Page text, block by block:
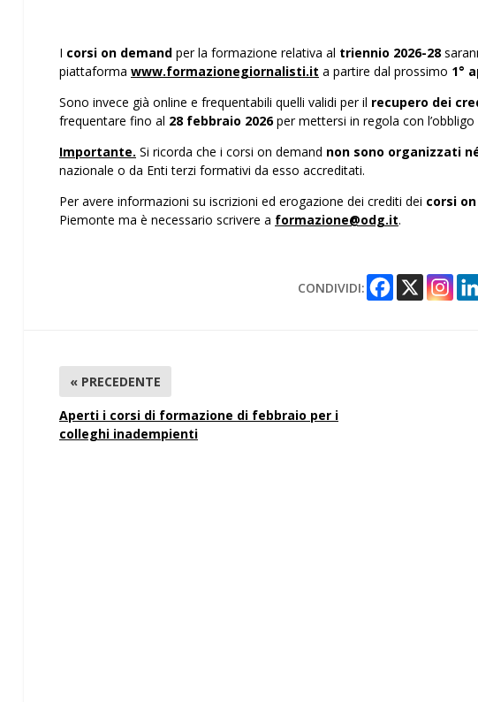
I corsi on demand per la formazione relativa al triennio 2026-28
piattaforma www.formazionegiornalisti.it a partire dal prossimo 1°
Sono invece già online e frequentabili quelli validi per il recupero dei
frequentare fino al 28 febbraio 2026per mettersi in regola con
Importante. Si ricorda che i corsi on demand non sono organizzati
nazionale o da Enti terzi formativi da esso accreditati.
Per avere informazioni su iscrizioni ed erogazione dei crediti dei corsi
Piemonte ma è necessario scrivere a formazione@odg.it.
CONDIVIDI:
« PRECEDENTE
Aperti i corsi di formazione di febbraio per i
colleghi inadempienti